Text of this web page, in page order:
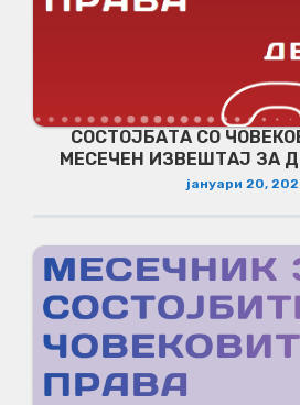
СОСТОЈБАТА СО
МЕСЕЧЕН ИЗВЕШТАЈ ЗА
јануари 20,